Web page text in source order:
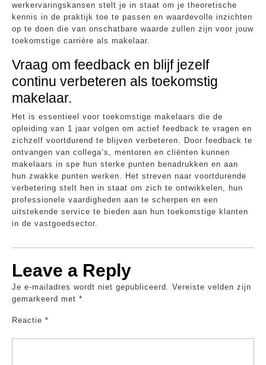
werkervaringskansen stelt je in staat om je theoretische
kennis in de praktijk toe te passen en waardevolle inzichten
op te doen die van onschatbare waarde zullen zijn voor jouw
toekomstige carrière als makelaar.
Vraag om feedback en blijf jezelf
continu verbeteren als toekomstig
makelaar.
Het is essentieel voor toekomstige makelaars die de
opleiding van 1 jaar volgen om actief feedback te vragen en
zichzelf voortdurend te blijven verbeteren. Door feedback te
ontvangen van collega’s, mentoren en cliënten kunnen
makelaars in spe hun sterke punten benadrukken en aan
hun zwakke punten werken. Het streven naar voortdurende
verbetering stelt hen in staat om zich te ontwikkelen, hun
professionele vaardigheden aan te scherpen en een
uitstekende service te bieden aan hun toekomstige klanten
in de vastgoedsector.
Leave a Reply
Je e-mailadres wordt niet gepubliceerd. Vereiste velden zijn
gemarkeerd met *
Reactie *